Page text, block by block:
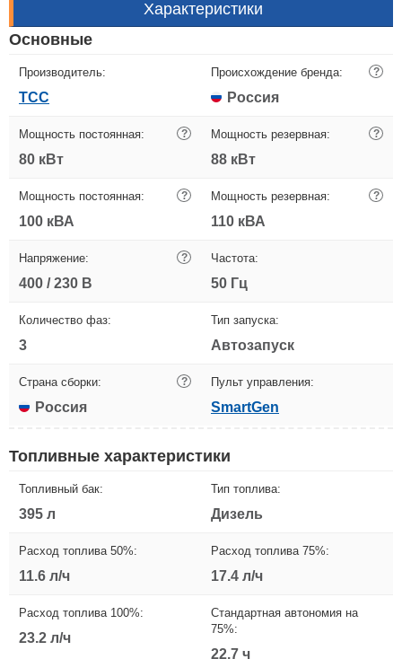
Характеристики
Основные
Производитель:
ТСС
Происхождение бренда: ?
Россия
Мощность постоянная: ?
80 кВт
Мощность резервная: ?
88 кВт
Мощность постоянная: ?
100 кВА
Мощность резервная: ?
110 кВА
Напряжение: ?
400 / 230 В
Частота:
50 Гц
Количество фаз:
3
Тип запуска:
Автозапуск
Страна сборки: ?
Россия
Пульт управления:
SmartGen
Топливные характеристики
Топливный бак:
395 л
Тип топлива:
Дизель
Расход топлива 50%:
11.6 л/ч
Расход топлива 75%:
17.4 л/ч
Расход топлива 100%:
23.2 л/ч
Стандартная автономия на
75%:
22.7 ч